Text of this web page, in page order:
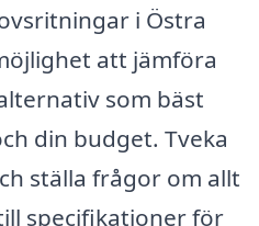
i Östra
att jämföra
som bäst
din budget. Tveka
ställa frågor om allt
specifikationer för